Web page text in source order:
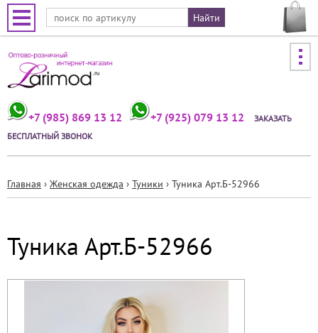
Jump to navigation
+7 (985) 869 13 12 +7 (925) 079 13 12
ЗАКАЗАТЬ
БЕСПЛАТНЫЙ ЗВОНОК
здесь
Главная › Женская одежда › Туники › Туника Арт.Б-52966
Туника Арт.Б-52966